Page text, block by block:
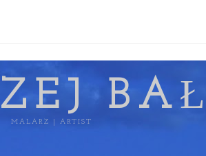
BA
MALARZ | ARTIST